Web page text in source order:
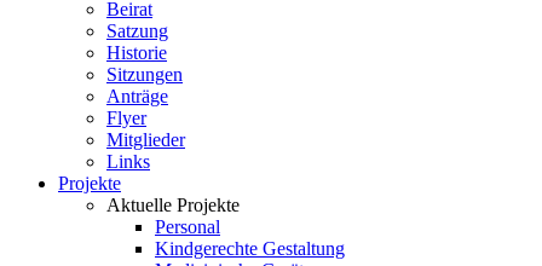
Beirat
Satzung
Historie
Sitzungen
Anträge
Flyer
Mitglieder
Links
Projekte
Aktuelle Projekte
Personal
Kindgerechte Gestaltung